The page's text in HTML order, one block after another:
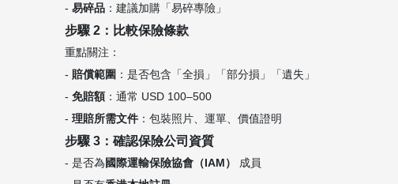
- 易碎品 ：建議加購「易碎專險」
步驟 2：比較保險條款
重點關注：
- 賠償範圍 ：是否包含「全損」「部分損」「遺失」
- 免賠額：通常 USD 100–500
- 理賠所需文件 ：包裝照片、運單、價值證明
步驟 3：確認保險公司資質
- 是否為國際運輸保險協會（IAM）
成員